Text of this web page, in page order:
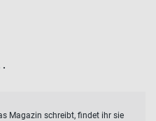
.
Magazin schreibt, findet ihr sie